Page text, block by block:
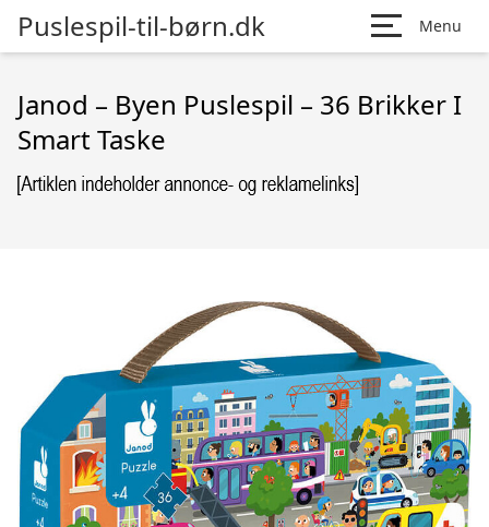
Puslespil-til-børn.dk Menu
Janod – Byen Puslespil – 36 Brikker I
Smart Taske